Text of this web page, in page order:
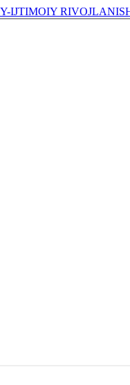
IJTIMOIY